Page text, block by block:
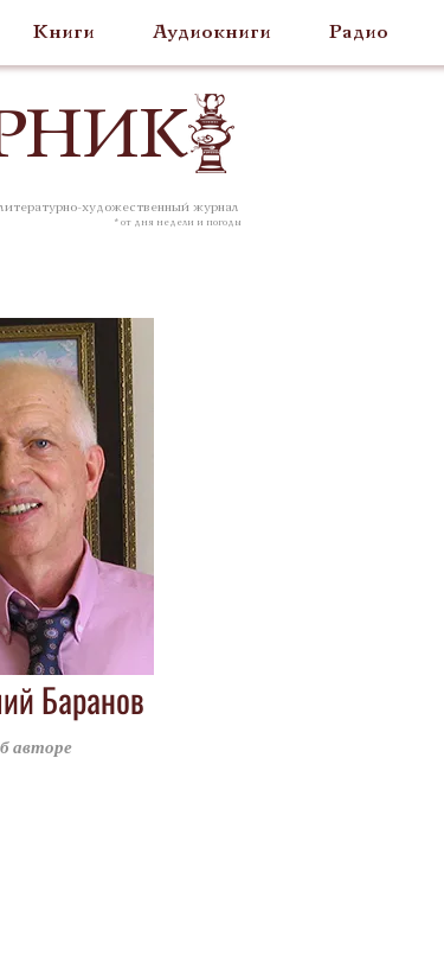
Книги Аудиокниги Радио
НИК
художественный журнал
* от дня недели и погоды
Баранов
авторе